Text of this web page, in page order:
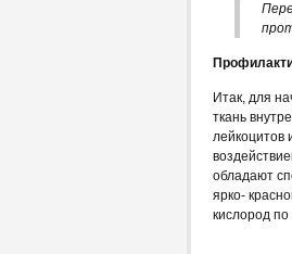
Итак, для
ткань
лейкоцитов
обладают
ярко-
кислород по